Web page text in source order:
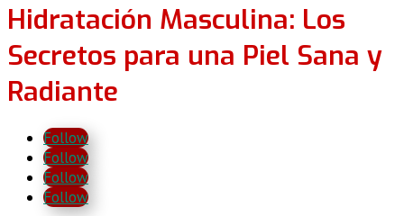
Hidratación Masculina: Los
Secretos para una Piel Sana y
Radiante
Follow
Follow
Follow
Follow